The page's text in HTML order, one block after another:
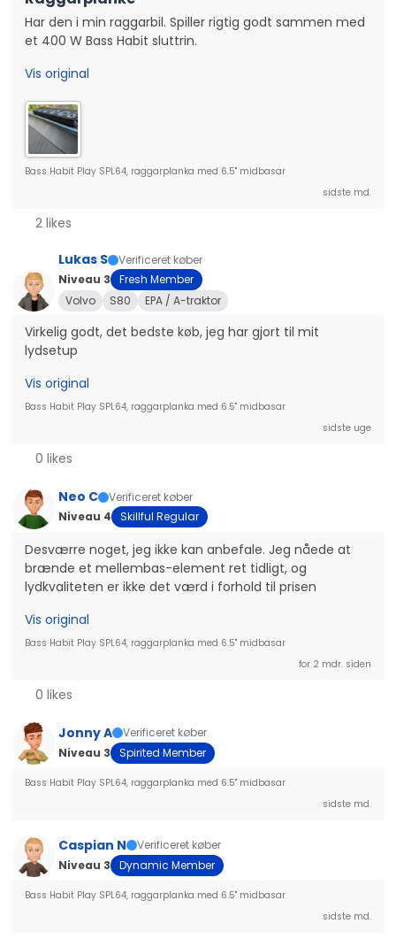
Har den i min raggarbil. Spiller rigtig godt sammen med
et 400 W Bass Habit sluttrin.
Vis original
Bass Habit Play SPL64, raggarplanka med 6.5" midbasar
sidste md.
2 likes
Lukas S
Verificeret køber
Niveau 3
Fresh Member
Volvo
S80 EPA / A-traktor
Virkelig godt, det bedste køb, jeg har gjort til mit
lydsetup
Vis original
Bass Habit Play SPL64, raggarplanka med 6.5" midbasar
sidste uge
0 likes
Neo C
Verificeret køber
Niveau 4
Skillful Regular
Desværre noget, jeg ikke kan anbefale. Jeg nåede at
brænde et mellembas-element ret tidligt, og
lydkvaliteten er ikke det værd i forhold til prisen
Vis original
Bass Habit Play SPL64, raggarplanka med 6.5" midbasar
for 2 mdr. siden
0 likes
Jonny A
Verificeret køber
Niveau 3
Spirited Member
Bass Habit Play SPL64, raggarplanka med 6.5" midbasar
sidste md.
Caspian N
Verificeret køber
Niveau 3
Dynamic Member
Bass Habit Play SPL64, raggarplanka med 6.5" midbasar
sidste md.